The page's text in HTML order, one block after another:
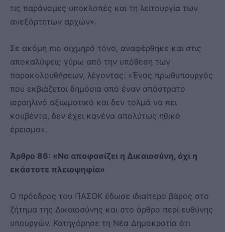
τις παράνομες υποκλοπές και τη λειτουργία των
ανεξάρτητων αρχών».
Σε ακόμη πιο αιχμηρό τόνο, αναφέρθηκε και στις
αποκαλύψεις γύρω από την υπόθεση των
παρακολουθήσεων, λέγοντας: «Ένας πρωθυπουργός
που εκβιάζεται δημόσια από έναν απόστρατο
ισραηλινό αξιωματικό και δεν τολμά να πει
κουβέντα, δεν έχει κανένα απολύτως ηθικό
έρεισμα».
Άρθρο 86: «Να αποφασίζει η Δικαιοσύνη, όχι η
εκάστοτε πλειοψηφία»
Ο πρόεδρος του ΠΑΣΟΚ έδωσε ιδιαίτερο βάρος στο
ζήτημα της Δικαιοσύνης και στο άρθρο περί ευθύνης
υπουργών. Κατηγόρησε τη Νέα Δημοκρατία ότι